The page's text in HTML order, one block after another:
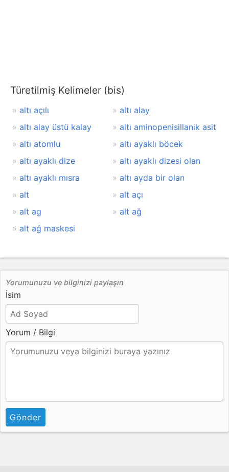
Türetilmiş Kelimeler (bis)
altı açılı
altı alay
altı alay üstü kalay
altı aminopenisillanik asit
altı atomlu
altı ayaklı böcek
altı ayaklı dize
altı ayaklı dizesi olan
altı ayaklı mısra
altı ayda bir olan
alt
alt açı
alt ag
alt ağ
alt ağ maskesi
Yorumunuzu ve bilginizi paylaşın
İsim
Yorum / Bilgi
Gönder